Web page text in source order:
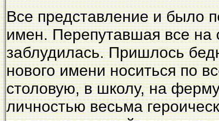
Все представление и было
имен. Перепутавшая все на
заблудилась. Пришлось
нового имени носиться по
столовую, в школу, на
личностью весьма